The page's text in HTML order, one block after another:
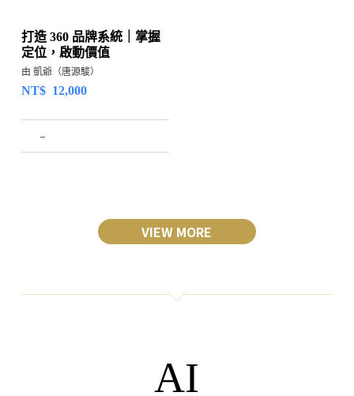
打造 360 品牌系統｜掌握
定位，啟動價值
由 凱爺（唐源駿）
NT$ 12,000
–
VIEW MORE
AI